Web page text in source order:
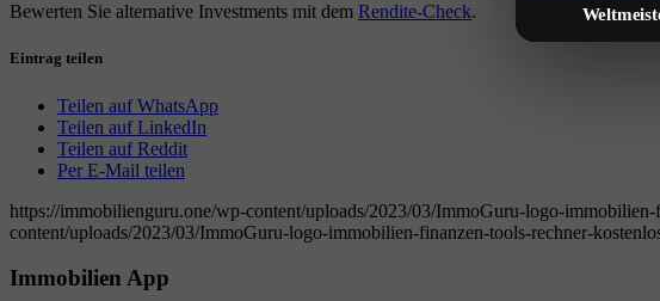
Bewerten Sie alternative Investments mit dem Rendite-Check.
Eintrag teilen
Teilen auf WhatsApp
Teilen auf LinkedIn
Teilen auf Reddit
Per E-Mail teilen
https://immobilienguru.one/wp-content/uploads/2023/03/ImmoGuru-logo-
content/uploads/2023/03/ImmoGuru-logo-immobilien-finanzen-tools-rechner-
Immobilien App